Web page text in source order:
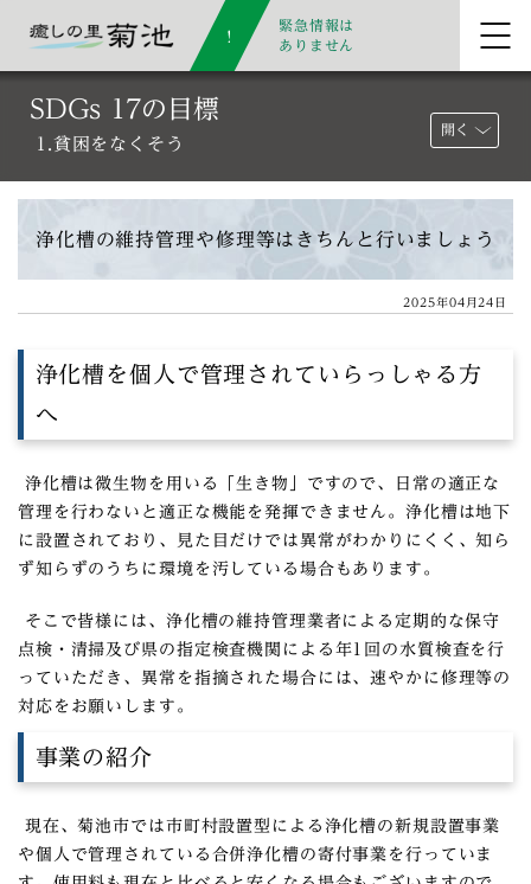
緊急情報は
ありません
SDGs 17の目標
1.貧困をなくそう
開く
浄化槽の維持管理や修理等はきちんと行いましょう
2025年04月24日
浄化槽を個人で管理されていらっしゃる方
へ
浄化槽は微生物を用いる「生き物」ですので、日常の適正な
管理を行わないと適正な機能を発揮できません。浄化槽は地下
に設置されており、見た目だけでは異常がわかりにくく、知ら
ず知らずのうちに環境を汚している場合もあります。
そこで皆様には、浄化槽の維持管理業者による定期的な保守
点検・清掃及び県の指定検査機関による年1回の水質検査を行
っていただき、異常を指摘された場合には、速やかに修理等の
対応をお願いします。
事業の紹介
現在、菊池市では市町村設置型による浄化槽の新規設置事業
や個人で管理されている合併浄化槽の寄付事業を行っていま